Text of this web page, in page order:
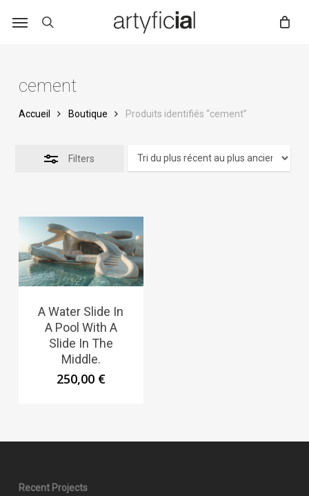
cement
Accueil Boutique Produits identifiés “cement”
Filters
A Water Slide In
A Pool With A
Slide In The
Middle.
250,00 €
Recent Projects